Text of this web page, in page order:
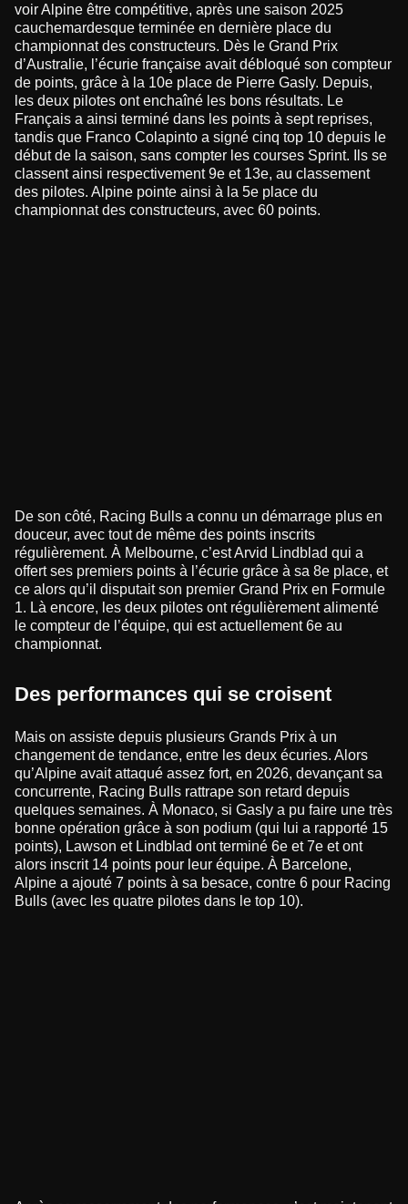
voir Alpine être compétitive, après une saison 2025
cauchemardesque terminée en dernière place du
championnat des constructeurs. Dès le Grand Prix
d’Australie, l’écurie française avait débloqué son compteur
de points, grâce à la 10e place de Pierre Gasly. Depuis,
les deux pilotes ont enchaîné les bons résultats. Le
Français a ainsi terminé dans les points à sept reprises,
tandis que Franco Colapinto a signé cinq top 10 depuis le
début de la saison, sans compter les courses Sprint. Ils se
classent ainsi respectivement 9e et 13e, au classement
des pilotes. Alpine pointe ainsi à la 5e place du
championnat des constructeurs, avec 60 points.
De son côté, Racing Bulls a connu un démarrage plus en
douceur, avec tout de même des points inscrits
régulièrement. À Melbourne, c’est Arvid Lindblad qui a
offert ses premiers points à l’écurie grâce à sa 8e place, et
ce alors qu’il disputait son premier Grand Prix en Formule
1. Là encore, les deux pilotes ont régulièrement alimenté
le compteur de l’équipe, qui est actuellement 6e au
championnat.
Des performances qui se croisent
Mais on assiste depuis plusieurs Grands Prix à un
changement de tendance, entre les deux écuries. Alors
qu’Alpine avait attaqué assez fort, en 2026, devançant sa
concurrente, Racing Bulls rattrape son retard depuis
quelques semaines. À Monaco, si Gasly a pu faire une très
bonne opération grâce à son podium (qui lui a rapporté 15
points), Lawson et Lindblad ont terminé 6e et 7e et ont
alors inscrit 14 points pour leur équipe. À Barcelone,
Alpine a ajouté 7 points à sa besace, contre 6 pour Racing
Bulls (avec les quatre pilotes dans le top 10).